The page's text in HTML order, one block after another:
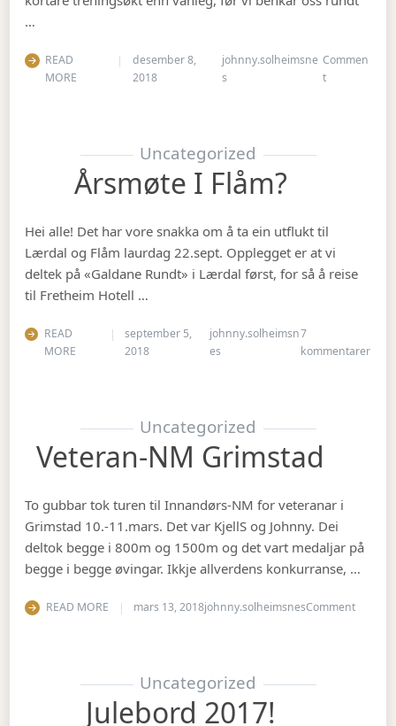
…
READ
MORE
desember 8,
2018
johnny.solheimsne
s
Commen
ton Julebordet
Uncategorized
Årsmøte I Flåm?
Hei alle! Det har vore snakka om å ta ein utflukt til
Lærdal og Flåm laurdag 22.sept. Opplegget er at vi
deltek på «Galdane Rundt» i Lærdal først, for så å reise
til Fretheim Hotell …
READ
MORE
september 5,
2018
johnny.solheimsn
es
7
kommentarertil
Uncategorized
Veteran-NM Grimstad
To gubbar tok turen til Innandørs-NM for veteranar i
Grimstad 10.-11.mars. Det var KjellS og Johnny. Dei
deltok begge i 800m og 1500m og det vart medaljar på
begge i begge øvingar. Ikkje allverdens konkurranse, …
READ MORE mars 13, 2018johnny.solheimsnesCommenton
Uncategorized
Julebord 2017!